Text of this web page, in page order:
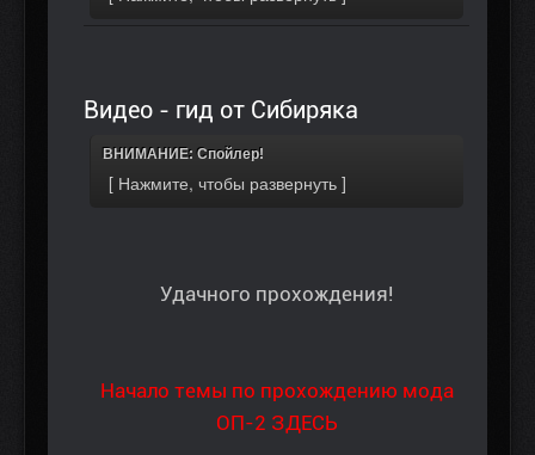
Видео - гид от Сибиряка
ВНИМАНИЕ: Спойлер!
Удачного прохождения!
Начало темы по прохождению мода
ОП-2 ЗДЕСЬ